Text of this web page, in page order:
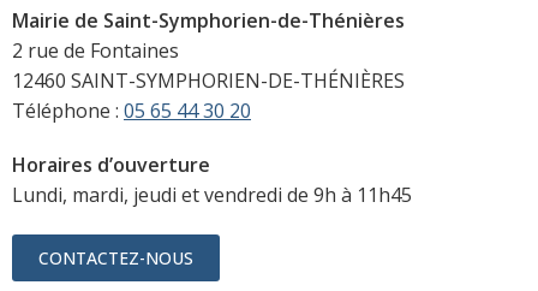
Mairie de Saint-Symphorien-de-Thénières
2 rue de Fontaines
12460 SAINT-SYMPHORIEN-DE-THÉNIÈRES
Téléphone : 05 65 44 30 20
Horaires d’ouverture
Lundi, mardi, jeudi et vendredi de 9h à 11h45
CONTACTEZ-NOUS